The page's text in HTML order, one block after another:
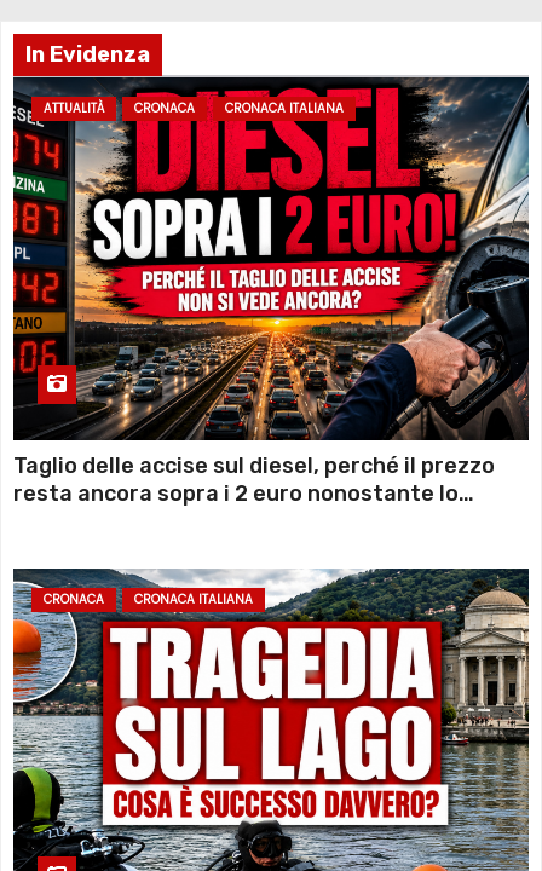
In Evidenza
ATTUALITÀ CRONACA CRONACA ITALIANA
Taglio delle accise sul diesel, perché il prezzo
resta ancora sopra i 2 euro nonostante lo
CRONACA CRONACA ITALIANA